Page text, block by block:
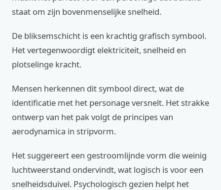
staat om zijn bovenmenselijke snelheid.
De bliksemschicht is een krachtig grafisch symbool.
Het vertegenwoordigt elektriciteit, snelheid en
plotselinge kracht.
Mensen herkennen dit symbool direct, wat de
identificatie met het personage versnelt. Het strakke
ontwerp van het pak volgt de principes van
aerodynamica in stripvorm.
Het suggereert een gestroomlijnde vorm die weinig
luchtweerstand ondervindt, wat logisch is voor een
snelheidsduivel. Psychologisch gezien helpt het